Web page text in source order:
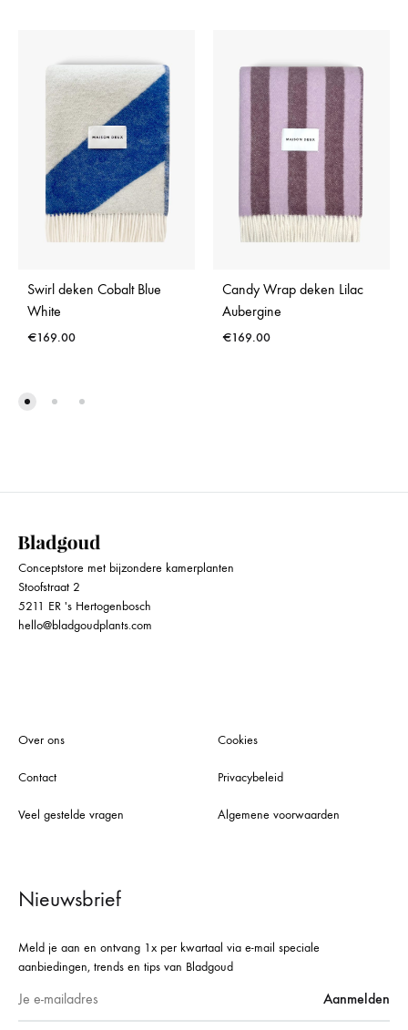
Swirl deken Cobalt Blue
White
€169.00
Candy Wrap deken Lilac
Aubergine
€169.00
Conceptstore met bijzondere kamerplanten
Stoofstraat 2
5211 ER 's Hertogenbosch
hello@bladgoudplants.com
Over ons
Contact
Veel gestelde vragen
Cookies
Privacybeleid
Algemene voorwaarden
Nieuwsbrief
Meld je aan en ontvang 1x per kwartaal via e-mail speciale
aanbiedingen, trends en tips van Bladgoud